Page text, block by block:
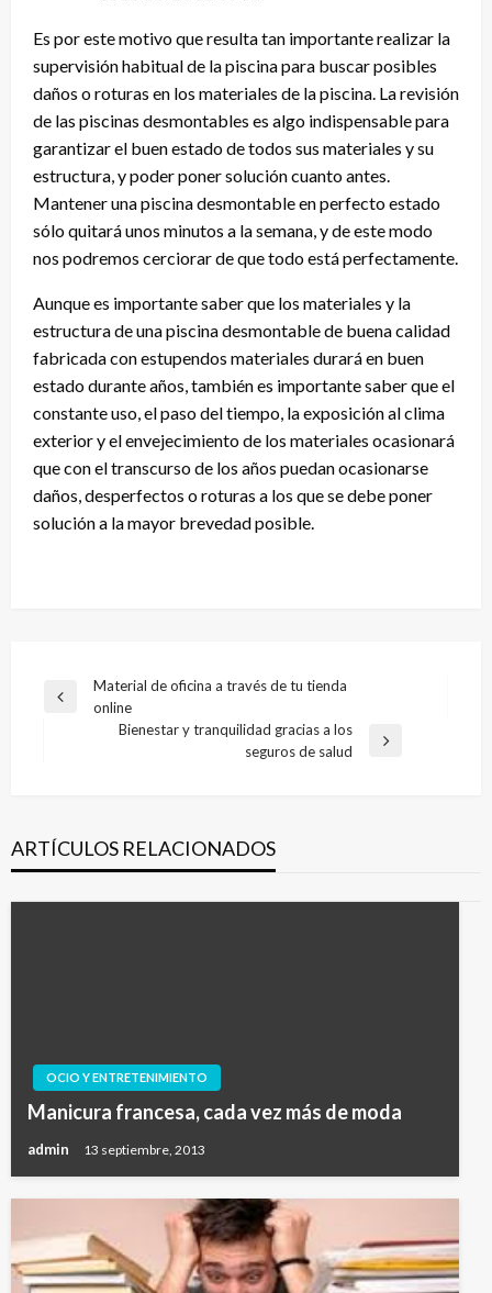
Es por este motivo que resulta tan importante realizar la
supervisión habitual de la piscina para buscar posibles
daños o roturas en los materiales de la piscina. La revisión
de las piscinas desmontables es algo indispensable para
garantizar el buen estado de todos sus materiales y su
estructura, y poder poner solución cuanto antes.
Mantener una piscina desmontable en perfecto estado
sólo quitará unos minutos a la semana, y de este modo
nos podremos cerciorar de que todo está perfectamente.
Aunque es importante saber que los materiales y la
estructura de una piscina desmontable de buena calidad
fabricada con estupendos materiales durará en buen
estado durante años, también es importante saber que el
constante uso, el paso del tiempo, la exposición al clima
exterior y el envejecimiento de los materiales ocasionará
que con el transcurso de los años puedan ocasionarse
daños, desperfectos o roturas a los que se debe poner
solución a la mayor brevedad posible.
Navegación
Entrada
Material de oficina a través de tu tienda
online
Bienestar y tranquilidad gracias a los
seguros de salud
ARTÍCULOS RELACIONADOS
OCIO Y ENTRETENIMIENTO
Manicura francesa, cada vez más de moda
admin 13 septiembre, 2013